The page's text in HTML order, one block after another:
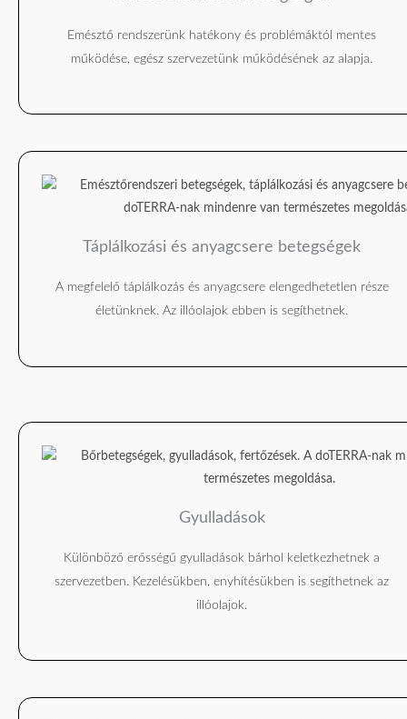
Emésztő rendszerünk hatékony és problémáktól mentes
működése, egész szervezetünk működésének az alapja.
Táplálkozási és anyagcsere betegségek
A megfelelő táplálkozás és anyagcsere elengedhetetlen része
életünknek. Az illóolajok ebben is segíthetnek.
Gyulladások
Különböző erősségű gyulladások bárhol keletkezhetnek a
szervezetben. Kezelésükben, enyhítésükben is segíthetnek az
illóolajok.